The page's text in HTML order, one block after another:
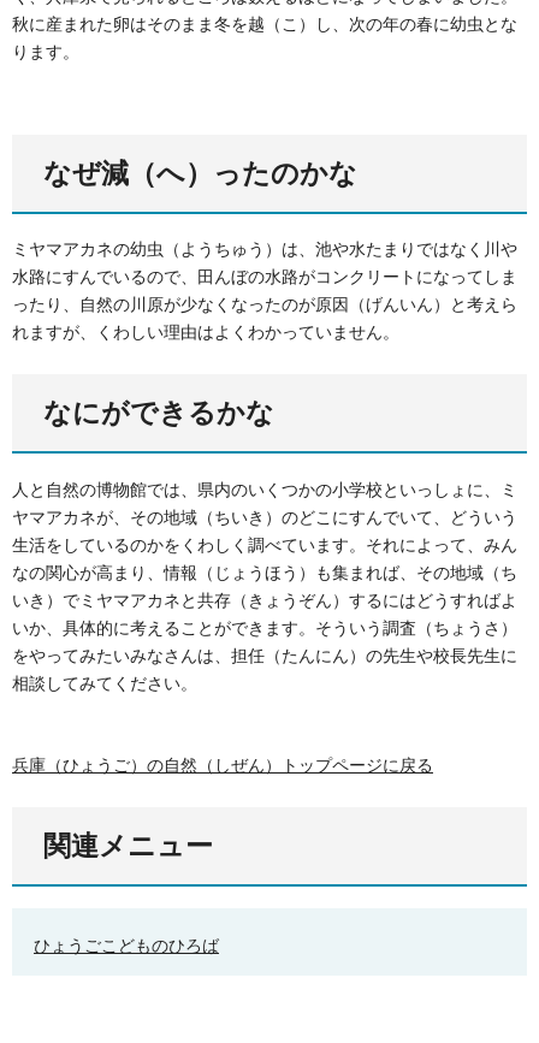
秋に産まれた卵はそのまま冬を越（こ）し、次の年の春に幼虫とな
ります。
なぜ減（へ）ったのかな
ミヤマアカネの幼虫（ようちゅう）は、池や水たまりではなく川や
水路にすんでいるので、田んぼの水路がコンクリートになってしま
ったり、自然の川原が少なくなったのが原因（げんいん）と考えら
れますが、くわしい理由はよくわかっていません。
なにができるかな
人と自然の博物館では、県内のいくつかの小学校といっしょに、ミ
ヤマアカネが、その地域（ちいき）のどこにすんでいて、どういう
生活をしているのかをくわしく調べています。それによって、みん
なの関心が高まり、情報（じょうほう）も集まれば、その地域（ち
いき）でミヤマアカネと共存（きょうぞん）するにはどうすればよ
いか、具体的に考えることができます。そういう調査（ちょうさ）
をやってみたいみなさんは、担任（たんにん）の先生や校長先生に
相談してみてください。
兵庫（ひょうご）の自然（しぜん）トップページに戻る
関連メニュー
ひょうごこどものひろば